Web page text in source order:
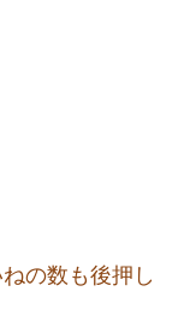
の数も後押し